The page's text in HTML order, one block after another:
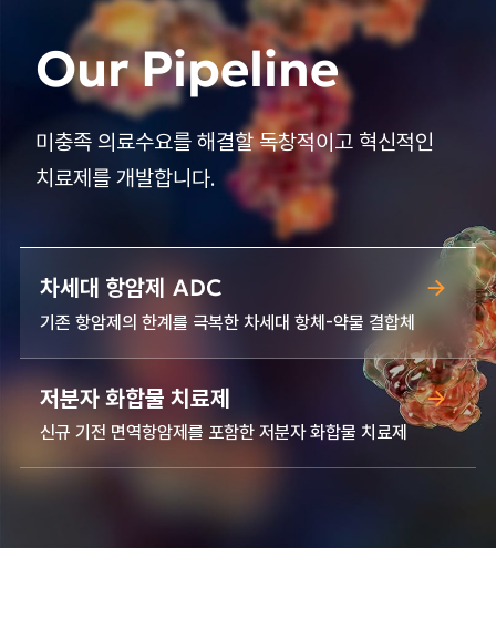
Our Pipeline
미충족 의료수요를 해결할 독창적이고 혁신적인
치료제를 개발합니다.
차세대 항암제 ADC
기존 항암제의 한계를 극복한 차세대 항체-약물 결합체
저분자 화합물 치료제
신규 기전 면역항암제를 포함한 저분자 화합물 치료제